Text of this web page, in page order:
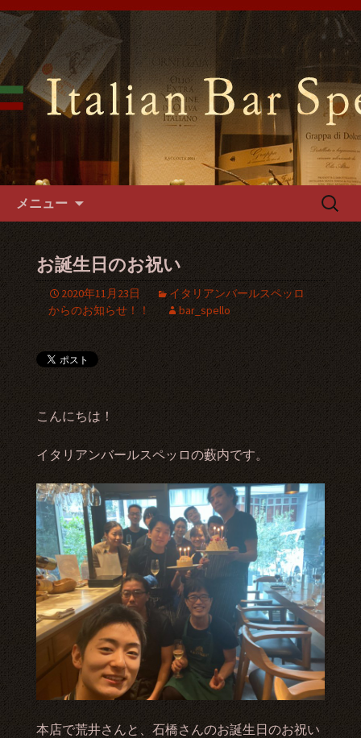
難波千日前のイタリアンバール
スペッロで貸切パーティーを
難波千日前の「イタリアンバールスペ
ッロ」はイタリアの郷土料理や手づく
るパスタやフォカッチャをご用意。1
階～3階席とございますので貸切パー
ティーでご利用可能です。
メニュー
検
お誕生日のお祝い
2020年11月23日
イタリアンバールスペッロ
からのお知らせ！！
bar_spello
こんにちは！
イタリアンバールスペッロの藪内です。
本店で荒井さんと、石橋さんのお誕生日のお祝い